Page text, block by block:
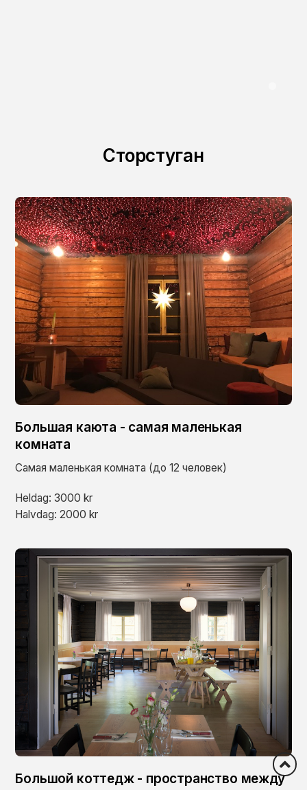
Сторстуган
Большая каюта - самая маленькая
комната
Самая маленькая комната (до 12 человек)
Heldag: 3000 kr
Halvdag: 2000 kr
Большой коттедж - пространство между